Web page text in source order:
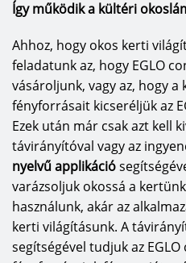
Az EGLO márka sikere abban
érzékeny a világ vezető
változására, valamint a
igények és visszajelzések
tervezi és alakítja ki. Vezető
szintű minőség (5 év jótállás
a kiváló kültéri, beltéri és
garantálja. A Vintage,
megtalálhatóak náluk, mint a
modern/ minimalista,
termékek.
Így működik a kültéri
Ahhoz, hogy okos kerti
feladatunk az, hogy EGLO
vásároljunk, vagy az, hogy
fényforrásait kicseréljük az
Ezek után már csak azt kell
távirányítóval vagy az
nyelvű applikáció
varázsoljuk okossá a
használunk, akár az
kerti világításunk. A
segítségével tudjuk az